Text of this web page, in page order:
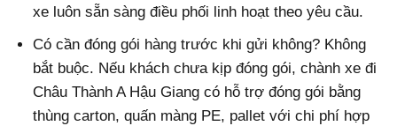
xe luôn sẵn sàng điều phối linh hoạt theo yêu cầu.
Có cần đóng gói hàng trước khi gửi không? Không
bắt buộc. Nếu khách chưa kịp đóng gói, chành xe đi
Châu Thành A Hậu Giang có hỗ trợ đóng gói bằng
thùng carton, quấn màng PE, pallet với chi phí hợp